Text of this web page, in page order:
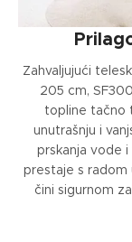
Zahvaljujući
205 cm,
topline tačno
unutrašnju i
prskanja vode i
prestaje s radom
čini sigurnom